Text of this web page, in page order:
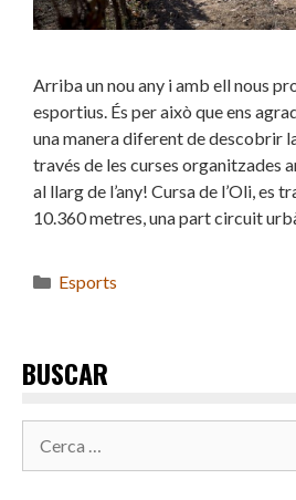
Arriba un nou any i amb ell nous
esportius. És per això que ens
una manera diferent de descobrir
través de les curses organitzades
al llarg de l’any! Cursa de l’Oli, es
10.360 metres, una part circuit
Categories
Esports
BUSCAR